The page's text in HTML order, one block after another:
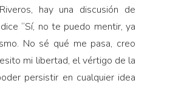
hay una discusión de
“Sí, no te puedo mentir, ya
No sé qué me pasa, creo
mi libertad, el vértigo de la
persistir en cualquier idea